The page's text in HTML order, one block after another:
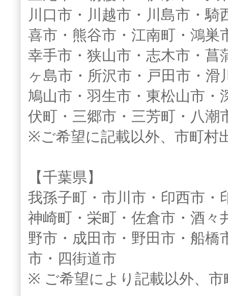
川口市・川越市・川島市・
喜市・熊谷市・江南町・鴻
幸手市・狭山市・志木市・菖
ヶ島市・所沢市・戸田市・
鳩山市・羽生市・東松山市
伏町・三郷市・三芳町・八潮
※ご希望に記載以外、市町村
【千葉県】
我孫子町・市川市・印西市・
神崎町・栄町・佐倉市・酒々
野市・成田市・野田市・船橋
市・四街道市
※ ご希望により記載以外、市